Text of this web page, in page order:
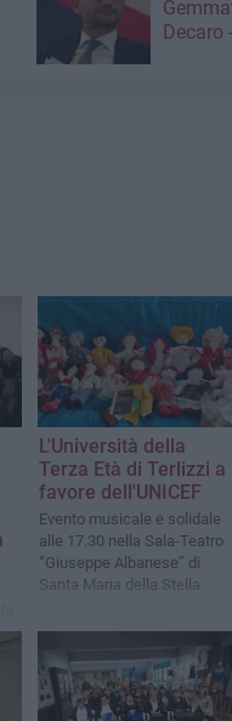
Decaro
L'Università della
Terza Età di Terlizzi a
favore dell'UNICEF
Evento musicale e solidale
alle 17.30 nella Sala-Teatro
“Giuseppe Albanese” di
Santa Maria della Stella